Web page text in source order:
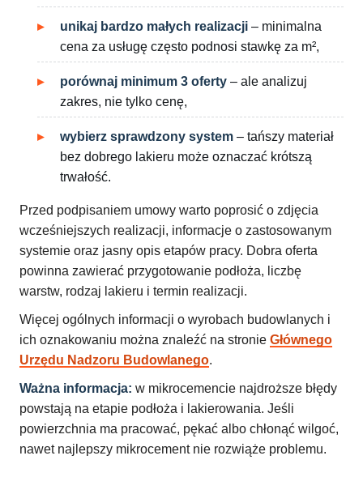
unikaj bardzo małych realizacji – minimalna
cena za usługę często podnosi stawkę za m²,
porównaj minimum 3 oferty – ale analizuj
zakres, nie tylko cenę,
wybierz sprawdzony system – tańszy materiał
bez dobrego lakieru może oznaczać krótszą
trwałość.
Przed podpisaniem umowy warto poprosić o zdjęcia
wcześniejszych realizacji, informacje o zastosowanym
systemie oraz jasny opis etapów pracy. Dobra oferta
powinna zawierać przygotowanie podłoża, liczbę
warstw, rodzaj lakieru i termin realizacji.
Więcej ogólnych informacji o wyrobach budowlanych i
ich oznakowaniu można znaleźć na stronie Głównego
Urzędu Nadzoru Budowlanego.
Ważna informacja: w mikrocemencie najdroższe błędy
powstają na etapie podłoża i lakierowania. Jeśli
powierzchnia ma pracować, pękać albo chłonąć wilgoć,
nawet najlepszy mikrocement nie rozwiąże problemu.